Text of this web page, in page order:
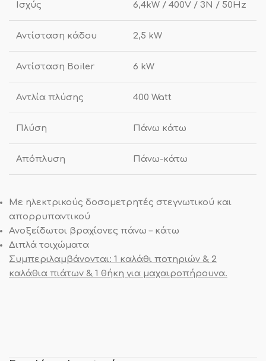
Ισχύς 6,4kW / 400V / 3N / 50Hz
Αντίσταση κάδου 2,5 kW
Αντίσταση Boiler 6 kW
Αντλία πλύσης 400 Watt
Πλύση Πάνω κάτω
Απόπλυση Πάνω-κάτω
Με ηλεκτρικούς δοσομετρητές στεγνωτικού και
απορρυπαντικού
Ανοξείδωτοι βραχίονες πάνω – κάτω
Διπλά τοιχώματα
Συμπεριλαμβάνονται: 1 καλάθι ποτηριών & 2
καλάθια πιάτων & 1 θήκη για μαχαιροπήρουνα.